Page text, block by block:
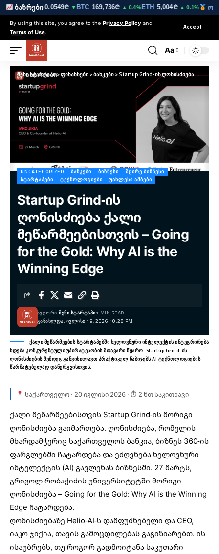
ბაზრები
▼TRY0.0549₾▼BTC169,736₾▲ 0.4%ETH5,004₾▲ 0.1%
By using this site, you agree to the Privacy Policy and
Terms of Use.
Accept
Aa
შენი სტარტაპი>ფინანსები>ბანკები>Startup Grind-ის ღონისძიება ქალი მეწარმეებისთვის – Going for the Gold: Why AI is the Winning Edge
UNCATEGORIZED ᲑᲐᲜᲙᲔᲑᲘ ᲑᲘᲖᲜᲔᲡᲘ
ᲛᲪᲘᲠᲔ ᲑᲘᲖᲜᲔᲡᲘ
ᲡᲢᲐᲠᲢᲐᲞᲔᲑᲘ
ᲢᲔᲥᲜᲝᲚᲝᲒᲘᲔᲑᲘ ᲣᲐᲮᲚᲔᲡᲘ ᲐᲛᲑᲔᲑᲘ
Startup Grind-ის
ღონისძიება ქალი
მეწარმეებისთვის – Going
for the Gold: Why AI is the
Winning Edge
ᲒᲐᲜᲐᲮᲚᲓᲐ: ᲘᲕᲚᲘᲡᲘ 19, 2026 10:28 PM
ᲐᲕᲢᲝᲠᲘ:ᲨᲔᲜᲘ ᲡᲢᲐᲠᲢᲐᲞᲘ1 MIN READ
ქალი მეწარმეების სტარტაპებში ხელოვნური ინტელექტის ინტეგრირება
ხდება კონკურენტული უპირატესობის მთავარი წყარო. Startup Grind-ის
ღონისძიების შემდეგ განვიხილავთ პრაქტიკულ ნაბიჯებს AI ტექნოლოგიების
წარმატებულად დანერგვისთვის.
საქართველო · 20 ივლისი 2026 · ⏱ 2 წთ საკითხავი
ქალი მეწარმეებისთვის Startup Grind-ის მორიგი
ღონისძიება გაიმართება. ღონისძიება, რომელის
მხარდამჭერიც საქართველოს ბანკია, ბიზნეს 360-ის
ფარგლებში ჩატარდება და ეძღვნება ხელოვნური
ინტელექტის (AI) გავლენას ბიზნესში. 27 მარტს,
გრიგოლ რობაქიძის უნივერსიტეტში მორიგი
ღონისძიება – Going for the Gold: Why AI is the Winning
Edge ჩატარდება.
ღონისძიებაზე Helio-AI-ს დამფუძნებელი და CEO,
იაკო ჯიქია, თავის გამოცდილებას გაგიზიარებთ. ის
ისაუბრებს, თუ როგორ გადმოიტანა საკუთარი